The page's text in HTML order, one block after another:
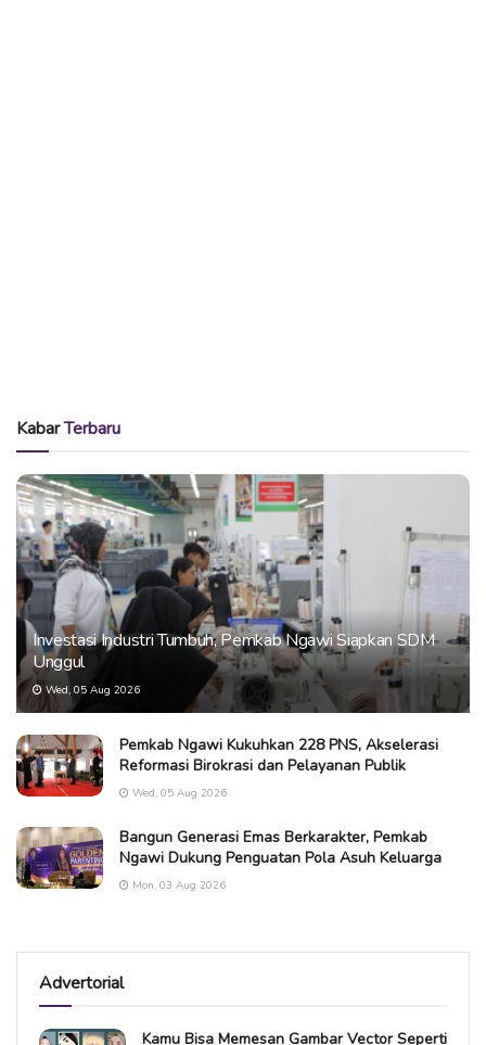
KabarTerbaru
Investasi Industri Tumbuh, Pemkab Ngawi Siapkan SDM
Unggul
Wed, 05 Aug 2026
Pemkab Ngawi Kukuhkan 228 PNS, Akselerasi
Reformasi Birokrasi dan Pelayanan Publik
Wed, 05 Aug 2026
Bangun Generasi Emas Berkarakter, Pemkab
Ngawi Dukung Penguatan Pola Asuh Keluarga
Mon, 03 Aug 2026
Advertorial
Kamu Bisa Memesan Gambar Vector Seperti